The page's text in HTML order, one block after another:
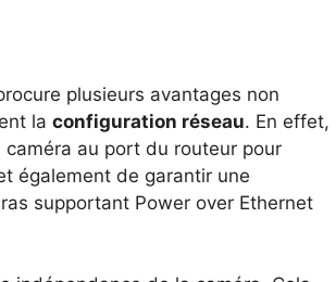
plusieurs avantages non
la configuration réseau. En effet,
au port du routeur pour
également de garantir une
supportant Power over Ethernet